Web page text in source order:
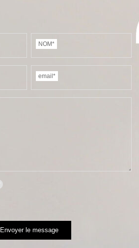
NOM*
email*
Envoyer le message